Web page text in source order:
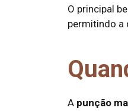
O principal
permitindo a
A punção